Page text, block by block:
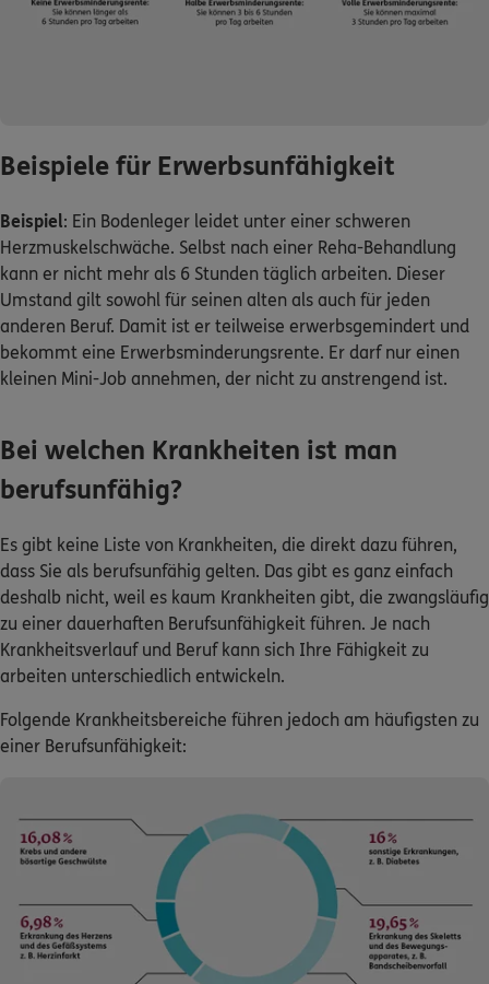
Beispiele für Erwerbsunfähigkeit
Beispiel: Ein Bodenleger leidet unter einer schweren
Herzmuskelschwäche. Selbst nach einer Reha-Behandlung
kann er nicht mehr als 6 Stunden täglich arbeiten. Dieser
Umstand gilt sowohl für seinen alten als auch für jeden
anderen Beruf. Damit ist er teilweise erwerbsgemindert und
bekommt eine Erwerbsminderungsrente. Er darf nur einen
kleinen Mini-Job annehmen, der nicht zu anstrengend ist.
Bei welchen Krankheiten ist man
berufsunfähig?
Es gibt keine Liste von Krankheiten, die direkt dazu führen,
dass Sie als berufsunfähig gelten. Das gibt es ganz einfach
deshalb nicht, weil es kaum Krankheiten gibt, die zwangsläufig
zu einer dauerhaften Berufsunfähigkeit führen. Je nach
Krankheitsverlauf und Beruf kann sich Ihre Fähigkeit zu
arbeiten unterschiedlich entwickeln.
Folgende Krankheitsbereiche führen jedoch am häufigsten zu
einer Berufsunfähigkeit: